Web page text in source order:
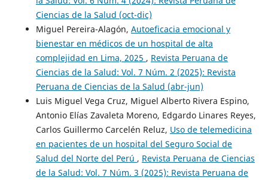
Ciencias de la Salud (oct-dic)
Miguel Pereira-Alagón, Autoeficacia emocional y
bienestar en médicos de un hospital de alta
complejidad en Lima, 2025 , Revista Peruana de
Ciencias de la Salud: Vol. 7 Núm. 2 (2025): Revista
Peruana de Ciencias de la Salud (abr-jun)
Luis Miguel Vega Cruz, Miguel Alberto Rivera Espino,
Antonio Elías Zavaleta Moreno, Edgardo Linares Reyes,
Carlos Guillermo Carcelén Reluz, Uso de telemedicina
en pacientes de un hospital del Seguro Social de
Salud del Norte del Perú , Revista Peruana de Ciencias
de la Salud: Vol. 7 Núm. 3 (2025): Revista Peruana de